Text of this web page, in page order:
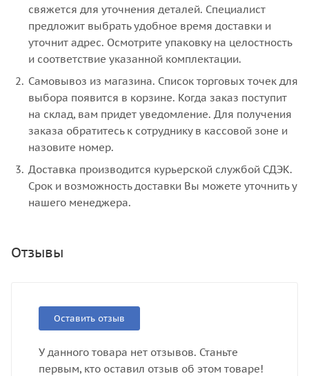
свяжется для уточнения деталей. Специалист
предложит выбрать удобное время доставки и
уточнит адрес. Осмотрите упаковку на целостность
и соответствие указанной комплектации.
Самовывоз из магазина. Список торговых точек для
выбора появится в корзине. Когда заказ поступит
на склад, вам придет уведомление. Для получения
заказа обратитесь к сотруднику в кассовой зоне и
назовите номер.
Доставка производится курьерской службой СДЭК.
Срок и возможность доставки Вы можете уточнить у
нашего менеджера.
Отзывы
Оставить отзыв
У данного товара нет отзывов. Станьте
первым, кто оставил отзыв об этом товаре!